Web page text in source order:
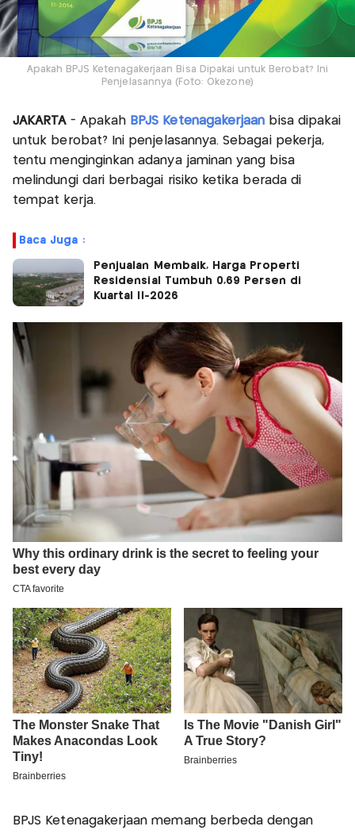
Apakah BPJS Ketenagakerjaan Bisa Dipakai untuk Berobat? Ini
Penjelasannya (Foto: Okezone)
JAKARTA - Apakah BPJS Ketenagakerjaan bisa dipakai
untuk berobat? Ini penjelasannya. Sebagai pekerja,
tentu menginginkan adanya jaminan yang bisa
melindungi dari berbagai risiko ketika berada di
tempat kerja.
Baca Juga :
Penjualan Membaik, Harga Properti
Residensial Tumbuh 0,69 Persen di
Kuartal II-2026
BPJS Ketenagakerjaan memang berbeda dengan